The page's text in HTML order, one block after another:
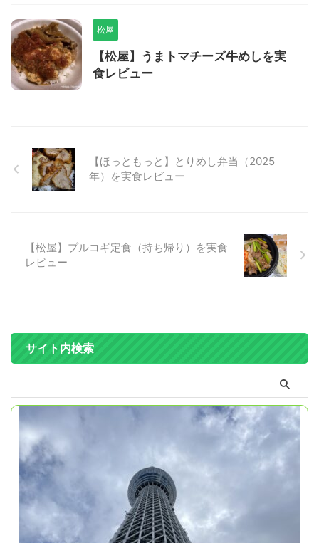
松屋
【松屋】うまトマチーズ牛めしを実
食レビュー
【ほっともっと】とりめし弁当（2025
年）を実食レビュー
【松屋】プルコギ定食（持ち帰り）を実食
レビュー
サイト内検索